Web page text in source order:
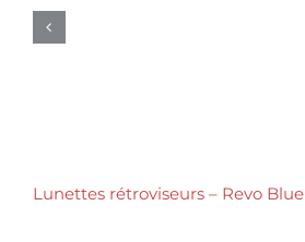
Lunettes rétroviseurs – Revo Blue